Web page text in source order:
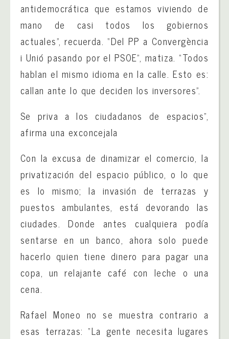
antidemocrática que estamos viviendo de
mano de casi todos los gobiernos
actuales”, recuerda. “Del PP a Convergència
i Unió pasando por el PSOE”, matiza. “Todos
hablan el mismo idioma en la calle. Esto es:
callan ante lo que deciden los inversores”.
Se priva a los ciudadanos de espacios”,
afirma una exconcejala
Con la excusa de dinamizar el comercio, la
privatización del espacio público, o lo que
es lo mismo; la invasión de terrazas y
puestos ambulantes, está devorando las
ciudades. Donde antes cualquiera podía
sentarse en un banco, ahora solo puede
hacerlo quien tiene dinero para pagar una
copa, un relajante café con leche o una
cena.
Rafael Moneo no se muestra contrario a
esas terrazas: “La gente necesita lugares